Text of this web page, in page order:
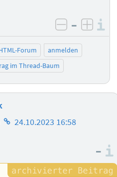
negativ
–
Forum
anmelden
im Thread-Baum
Homepage
24.10.2023 16:58
–